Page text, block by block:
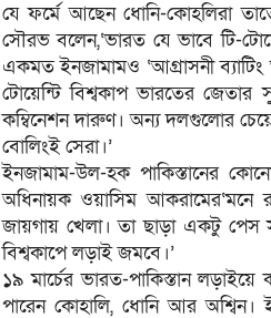
যে ফর্মে আছেন ধোনি-কোহলিরা
সৌরভ বলেন,‘ভারত যে ভাবে টি-
একমত ইনজামামও ‘আগ্রাসনী
টোয়েন্টি বিশ্বকাপ ভারতের
কম্বিনেশন দারুণ। অন্য দলগুলোর
বোলিংই সেরা।’
ইনজামাম-উল-হক পাকিস্তানের
অধিনায়ক ওয়াসিম
জায়গায় খেলা। তা ছাড়া একটু পেস
বিশ্বকাপে লড়াই জমবে।’
১৯ মার্চের ভারত-পাকিস্তান
পারেন কোহালি, ধোনি আর অশ্বিন।